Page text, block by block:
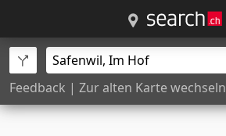
Feedback | Zur alten Karte wechseln